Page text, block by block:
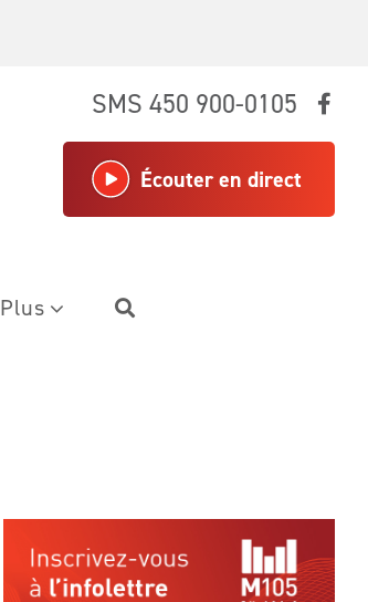
SMS 450 900-0105
Écouter en direct
Plus